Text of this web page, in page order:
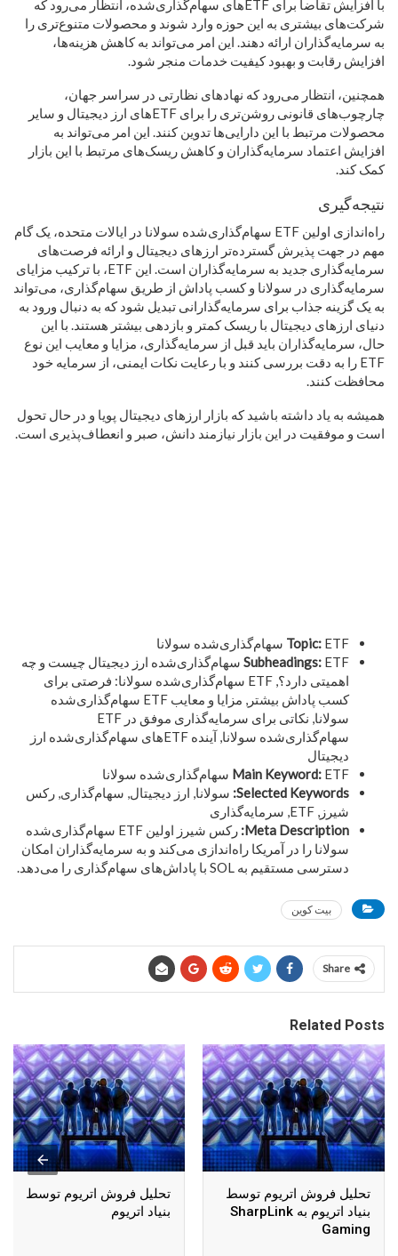
با افزایش تقاضا برای ETFهای سهام‌گذاری‌شده، انتظار می‌رود که
شرکت‌های بیشتری به این حوزه وارد شوند و محصولات متنوع‌تری را
به سرمایه‌گذاران ارائه دهند. این امر می‌تواند به کاهش هزینه‌ها،
افزایش رقابت و بهبود کیفیت خدمات منجر شود.
همچنین، انتظار می‌رود که نهادهای نظارتی در سراسر جهان،
چارچوب‌های قانونی روشن‌تری را برای ETFهای ارز دیجیتال و سایر
محصولات مرتبط با این دارایی‌ها تدوین کنند. این امر می‌تواند به
افزایش اعتماد سرمایه‌گذاران و کاهش ریسک‌های مرتبط با این بازار
کمک کند.
نتیجه‌گیری
راه‌اندازی اولین ETF سهام‌گذاری‌شده سولانا در ایالات متحده، یک گام
مهم در جهت پذیرش گسترده‌تر ارزهای دیجیتال و ارائه فرصت‌های
سرمایه‌گذاری جدید به سرمایه‌گذاران است. این ETF، با ترکیب مزایای
سرمایه‌گذاری در سولانا و کسب پاداش از طریق سهام‌گذاری، می‌تواند
به یک گزینه جذاب برای سرمایه‌گذارانی تبدیل شود که به دنبال ورود به
دنیای ارزهای دیجیتال با ریسک کمتر و بازدهی بیشتر هستند. با این
حال، سرمایه‌گذاران باید قبل از سرمایه‌گذاری، مزایا و معایب این نوع
ETF را به دقت بررسی کنند و با رعایت نکات ایمنی، از سرمایه خود
محافظت کنند.
همیشه به یاد داشته باشید که بازار ارزهای دیجیتال پویا و در حال تحول
است و موفقیت در این بازار نیازمند دانش، صبر و انعطاف‌پذیری است.
Topic: ETF سهام‌گذاری‌شده سولانا
Subheadings: ETF سهام‌گذاری‌شده ارز دیجیتال چیست و چه
اهمیتی دارد؟, ETF سهام‌گذاری‌شده سولانا: فرصتی برای
کسب پاداش بیشتر, مزایا و معایب ETF سهام‌گذاری‌شده
سولانا, نکاتی برای سرمایه‌گذاری موفق در ETF
سهام‌گذاری‌شده سولانا, آینده ETFهای سهام‌گذاری‌شده ارز
دیجیتال
Main Keyword: ETF سهام‌گذاری‌شده سولانا
Selected Keywords: سولانا, ارز دیجیتال, سهام‌گذاری, رکس
شیرز, ETF, سرمایه‌گذاری
Meta Description:
رکس شیرز اولین ETF سهام‌گذاری‌شده
سولانا را در آمریکا راه‌اندازی می‌کند و به سرمایه‌گذاران امکان
دسترسی مستقیم به SOL با پاداش‌های سهام‌گذاری را می‌دهد.
بیت کوین
Share
Related Posts
تحلیل فروش اتریوم توسط
بنیاد اتریوم به SharpLink
Gaming
تحلیل فروش اتریوم توسط
بنیاد اتریوم